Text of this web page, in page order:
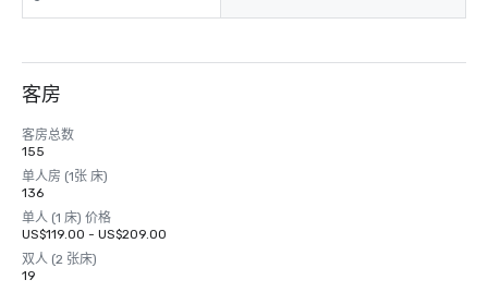
客房
客房总数
155
单人房 (1张 床)
136
单人 (1 床) 价格
US$119.00 - US$209.00
双人 (2 张床)
19